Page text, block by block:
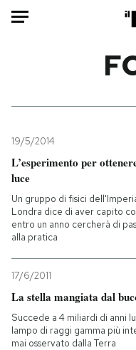
Mondo
Politica
Internet
Scienza
Cultura
Economia
PODCAST
19/5/2014
L’esperimento per
luce
Un gruppo di fisici
Londra dice di aver capito
entro un anno cercherà di
alla pratica
17/6/2011
La stella mangiata dal
Succede a 4 miliardi di anni
lampo di raggi gamma più
mai osservato dalla Terra